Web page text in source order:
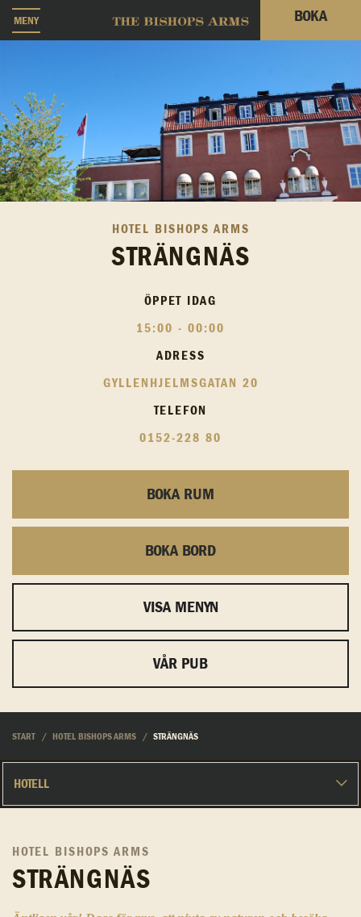
MENY BOKA
HOTEL BISHOPS ARMS
STRÄNGNÄS
ÖPPET IDAG
15:00 - 00:00
ADRESS
GYLLENHJELMSGATAN 20
TELEFON
0152-228 80
BOKA RUM
BOKA BORD
VISA MENYN
VÅR PUB
START HOTEL BISHOPS ARMS STRÄNGNÄS
HOTEL BISHOPS ARMS
STRÄNGNÄS